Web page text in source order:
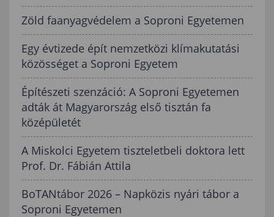
Zöld faanyagvédelem a Soproni Egyetemen
Egy évtizede épít nemzetközi klímakutatási
közösséget a Soproni Egyetem
Építészeti szenzáció: A Soproni Egyetemen
adták át Magyarország első tisztán fa
középületét
A Miskolci Egyetem tiszteletbeli doktora lett
Prof. Dr. Fábián Attila
BoTANtábor 2026 – Napközis nyári tábor a
Soproni Egyetemen